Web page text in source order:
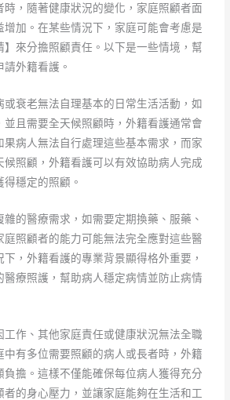
，隨著健康狀況的變化，家庭照顧者面
增加。在某些情況下，家庭可能會考慮是
來分擔照顧責任。以下是一些情境，幫
外籍看護。
或衰老無法自理基本的日常生活活動，如
且需要全天候照顧時，外籍看護通常會
果病人無法自行處理這些基本需求，而家
候照顧，外籍看護可以有效協助病人完成
穩定的照顧。
的醫療需求，如需要定期換藥、服藥、
庭照顧者的能力可能無法完全應對這些醫
，外籍看護的專業背景顯得格外重要，
醫療照護，幫助病人穩定病情並防止病情
工作、其他家庭責任或健康狀況無法全職
中有多位需要照顧的病人或長者時，外籍
擔。這樣不僅能確保每位病人獲得充分
者的身心壓力，並讓家庭能夠在生活和工